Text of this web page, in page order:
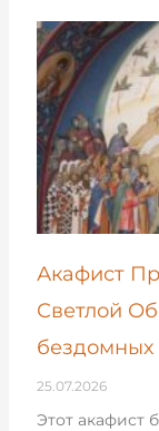
Акафист
Светлой
бездомных
25.07.2026
Этот акафист